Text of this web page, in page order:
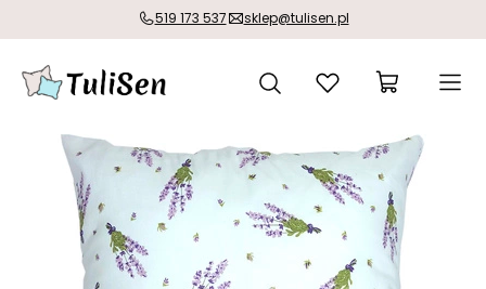
519 173 537 sklep@tulisen.pl